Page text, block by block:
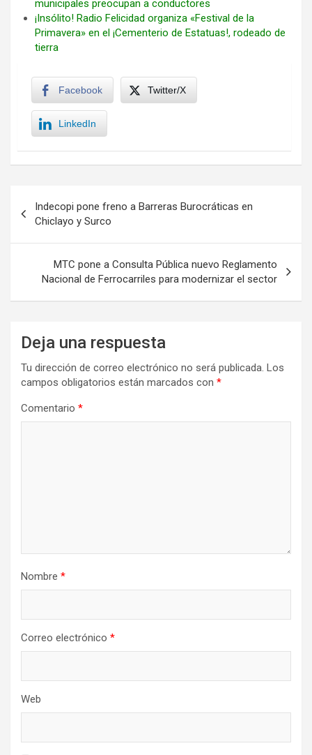
municipales preocupan a conductores
¡Insólito! Radio Felicidad organiza «Festival de la
Primavera» en el ¡Cementerio de Estatuas!, rodeado de
tierra
Facebook Twitter/X
LinkedIn
de
entradas
Indecopi pone freno a Barreras Burocráticas en
Chiclayo y Surco
MTC pone a Consulta Pública nuevo Reglamento
Nacional de Ferrocarriles para modernizar el sector
Deja una respuesta
Tu dirección de correo electrónico no será publicada. Los
campos obligatorios están marcados con *
Comentario *
Nombre *
Correo electrónico *
Web